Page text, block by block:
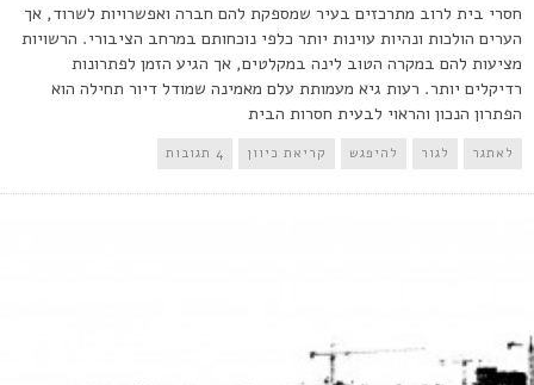
חסרי בית לרוב מתרכזים בעיר שמספקת להם חברה ואפשרויות לשרוד, אך
הערים הולכות ונהיות עוינות יותר כלפי נוכחותם במרחב הציבורי. הרשויות
מציעות להם במקרה הטוב לינה במקלטים, אך הגיע הזמן לפתרונות
רדיקלים יותר. רעות גיא מעמותת עלם מאמינה שמודל דיור תחילה הוא
הפתרון הנכון והראוי לבעית חסרות הבית
לאתגר לגור להיפגש קריאת כיוון 4 תגובות